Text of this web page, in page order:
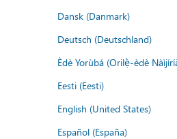
Dansk (Danmark)
Deutsch (Deutschland)
Èdè Yorùbá (Orilẹ̀-èdè
Eesti (Eesti)
English (United States)
Español (España)